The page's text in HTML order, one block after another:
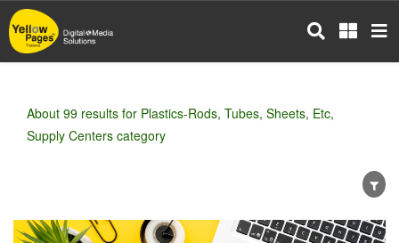
Skip
to
main
About 99 results for Plastics-Rods, Tubes, Sheets, Etc,
Supply Centers category